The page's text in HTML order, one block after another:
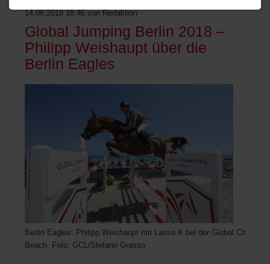
14.06.2018 18:46 von Redaktion
Global Jumping Berlin 2018 –
Philipp Weishaupt über die
Berlin Eagles
Berlin Eagles: Philipp Weishaupt mit Lasse K bei der Global
Beach. Foto: GCL/Stefano Grasso